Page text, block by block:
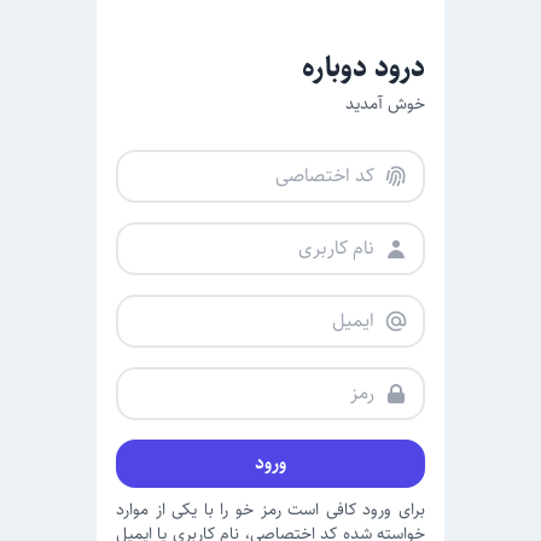
درود دوباره
خوش آمدید
ورود
برای ورود کافی است رمز خو را با یکی از موارد
خواسته شده کد اختصاصی، نام کاربری یا ایمیل